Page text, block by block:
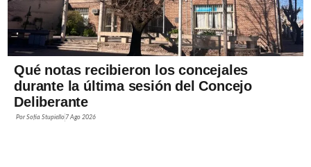
Qué notas recibieron los concejales
durante la última sesión del Concejo
Deliberante
PorSofía Stupiello 7 Ago 2026